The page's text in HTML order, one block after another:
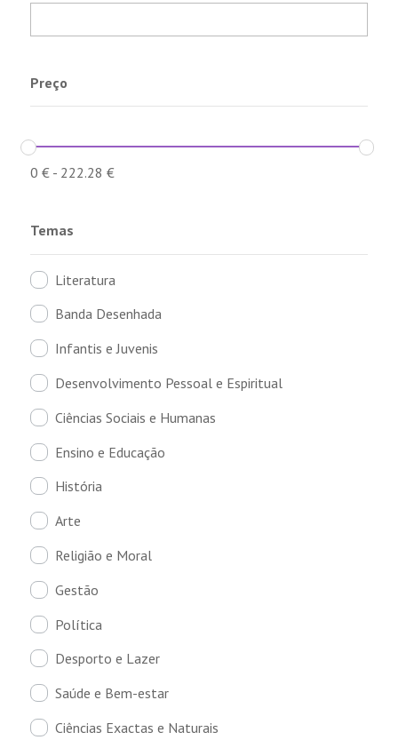
Preço
0 €- 222.28 €
Temas
Literatura
Banda Desenhada
Infantis e Juvenis
Desenvolvimento Pessoal e Espiritual
Ciências Sociais e Humanas
Ensino e Educação
História
Arte
Religião e Moral
Gestão
Política
Desporto e Lazer
Saúde e Bem-estar
Ciências Exactas e Naturais